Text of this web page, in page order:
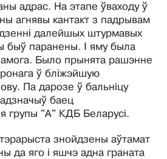
адрас. На этапе ўваходу ў
агнявы кантакт з падрывам
далейшых штурмавых
быў паранены. І яму была
Было прынята рашэнне
ў бліжэйшую
Па дарозе ў бальніцу
баец
групы "А" КДБ Беларусі.
знойдзены аўтамат
да яго і яшчэ адна граната